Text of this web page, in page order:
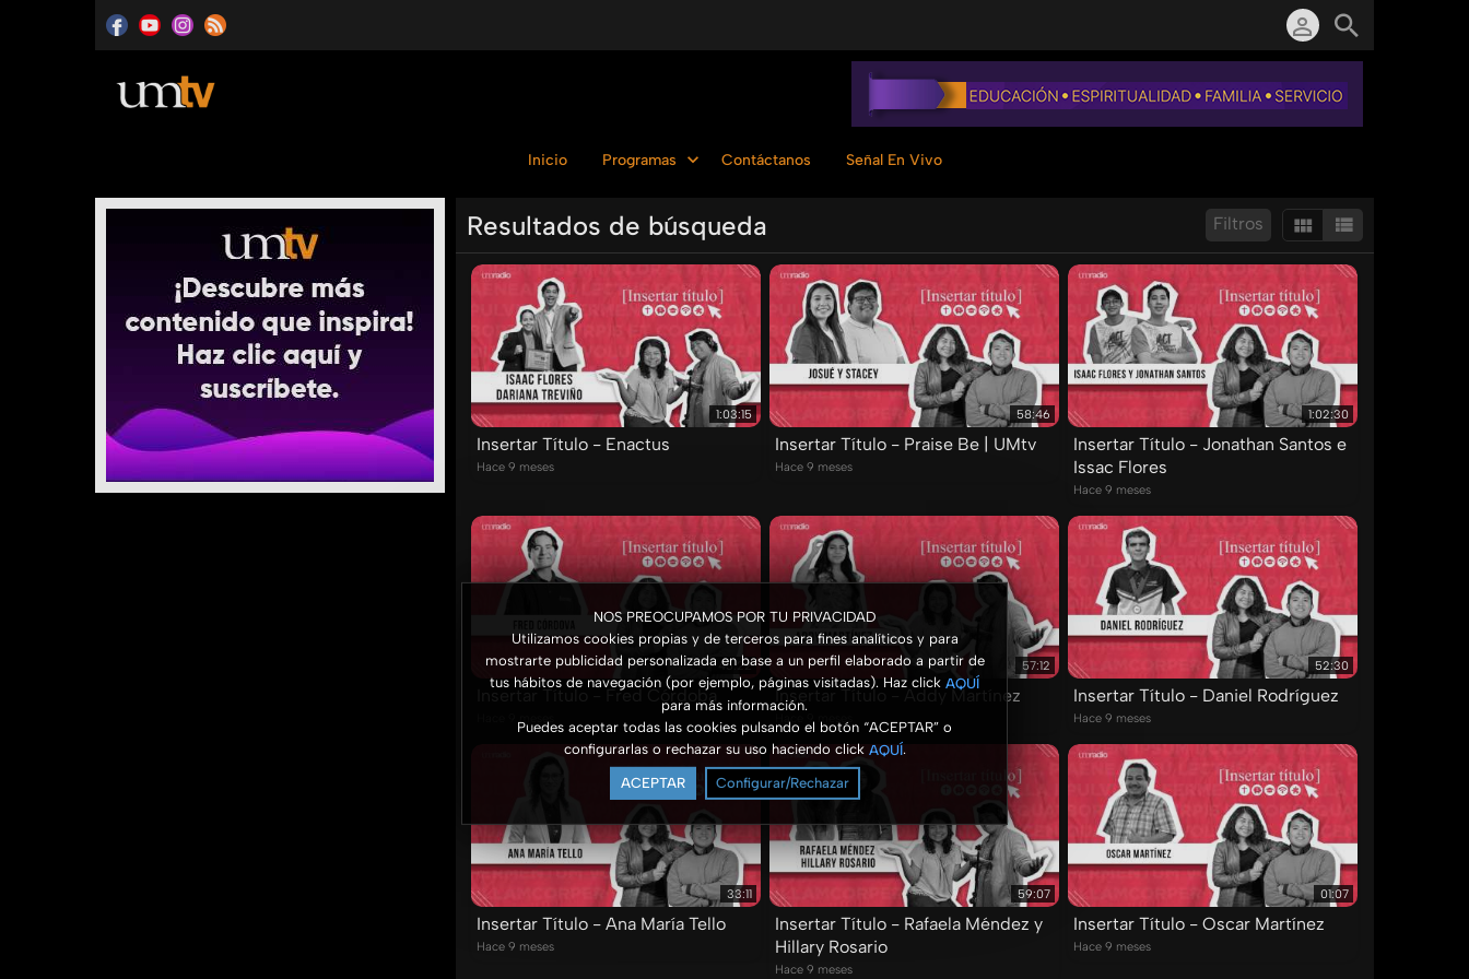
NOS PREOCUPAMOS POR TU PRIVACIDAD
Utilizamos cookies propias y de terceros para fines analíticos y para
mostrarte publicidad personalizada en base a un perfil elaborado a partir de
tus hábitos de navegación (por ejemplo, páginas visitadas). Haz click AQUÍ
para más información.
Puedes aceptar todas las cookies pulsando el botón “ACEPTAR” o
configurarlas o rechazar su uso haciendo click AQUÍ.
ACEPTAR Configurar/Rechazar
Inicio Programas Contáctanos Señal En Vivo
Filtros
Resultados de búsqueda
Ordenar por: Mostrar:
1:03:15
Insertar Título - Enactus
Hace 9 meses
58:46
Insertar Título - Praise Be | UMtv
Hace 9 meses
1:02:30
Insertar Título - Jonathan Santos e
Issac Flores
Hace 9 meses
45:22
Insertar Título - Fred Córdoba
Hace 9 meses
57:12
Insertar Título - Addy Martínez
Hace 9 meses
52:30
Insertar Título - Daniel Rodríguez
Hace 9 meses
33:11
Insertar Título - Ana María Tello
Hace 9 meses
59:07
Insertar Título - Rafaela Méndez y
Hillary Rosario
Hace 9 meses
01:07
Insertar Título - Oscar Martínez
Hace 9 meses